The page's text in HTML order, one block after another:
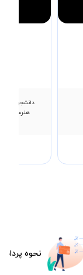
دانشجوی
هنرستان
نحوه